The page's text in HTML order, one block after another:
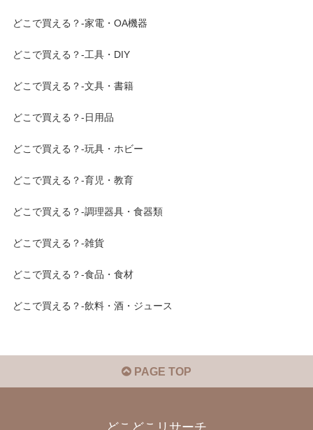
どこで買える？-家電・OA機器
どこで買える？-工具・DIY
どこで買える？-文具・書籍
どこで買える？-日用品
どこで買える？-玩具・ホビー
どこで買える？-育児・教育
どこで買える？-調理器具・食器類
どこで買える？-雑貨
どこで買える？-食品・食材
どこで買える？-飲料・酒・ジュース
PAGE TOP